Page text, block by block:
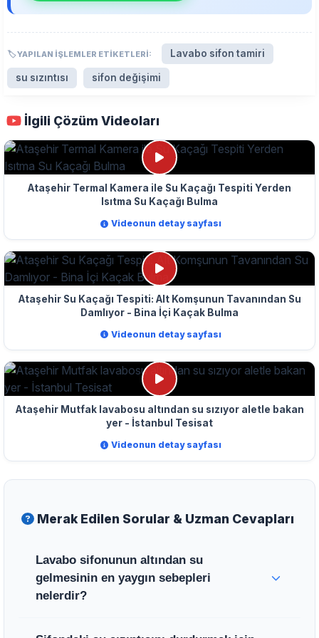
🏷️ YAPILAN İŞLEMLER ETIKETLERI: Lavabo sifon tamiri
su sızıntısı sifon değişimi
İlgili Çözüm Videoları
Ataşehir Termal Kamera ile Su Kaçağı Tespiti Yerden
Isıtma Su Kaçağı Bulma
Videonun detay sayfası
Ataşehir Su Kaçağı Tespiti: Alt Komşunun Tavanından Su
Damlıyor - Bina İçi Kaçak Bulma
Videonun detay sayfası
Ataşehir Mutfak lavabosu altından su sızıyor aletle bakan
yer - İstanbul Tesisat
Videonun detay sayfası
Merak Edilen Sorular & Uzman Cevapları
Lavabo sifonunun altından su
gelmesinin en yaygın sebepleri
nelerdir?